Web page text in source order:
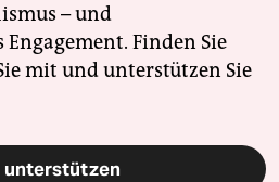
– und
Finden Sie
mit und unterstützen Sie